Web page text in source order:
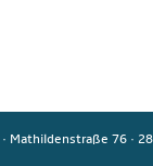
· Mathildenstraße 76 ·